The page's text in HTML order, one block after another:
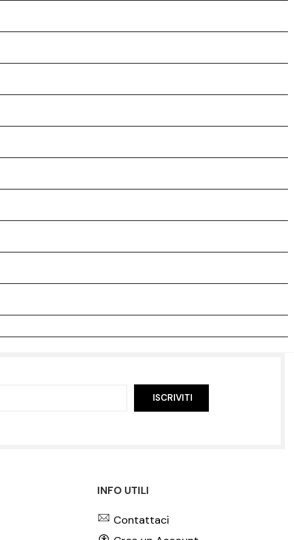
ISCRIVITI
INFO UTILI
Contattaci